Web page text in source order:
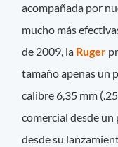
acompañada por
mucho más
de 2009, la Ruger
tamaño apenas un
calibre 6,35 mm
comercial desde
desde su